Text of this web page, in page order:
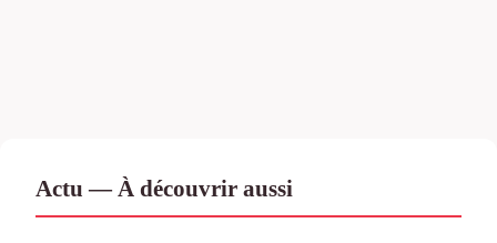
Actu — À découvrir aussi